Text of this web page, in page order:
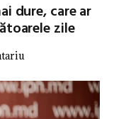
dure, care ar
zile